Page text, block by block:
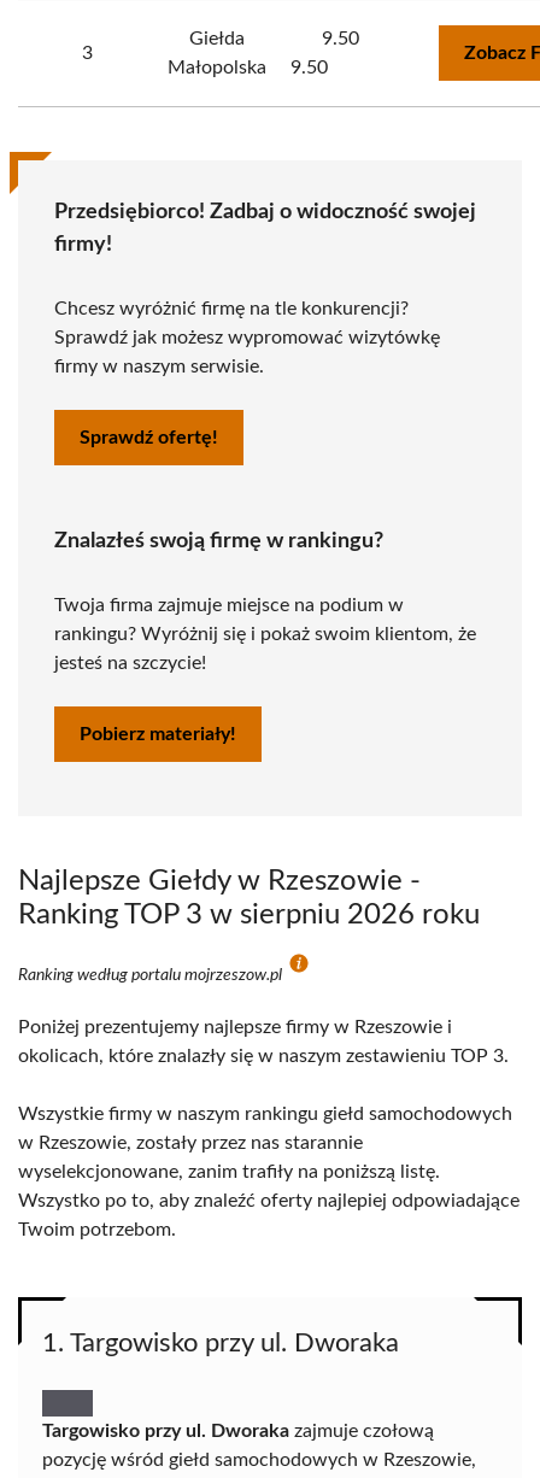
3
Giełda
Małopolska
9.50
9.50
Zobacz
Przedsiębiorco! Zadbaj o widoczność swojej
firmy!
Chcesz wyróżnić firmę na tle konkurencji?
Sprawdź jak możesz wypromować wizytówkę
firmy w naszym serwisie.
Sprawdź ofertę!
Znalazłeś swoją firmę w rankingu?
Twoja firma zajmuje miejsce na podium w
rankingu? Wyróżnij się i pokaż swoim klientom, że
jesteś na szczycie!
Pobierz materiały!
Najlepsze Giełdy w Rzeszowie -
Ranking TOP 3 w sierpniu 2026 roku
Ranking według portalu mojrzeszow.pl
Poniżej prezentujemy najlepsze firmy w Rzeszowie i
okolicach, które znalazły się w naszym zestawieniu TOP 3.
Wszystkie firmy w naszym rankingu giełd samochodowych
w Rzeszowie, zostały przez nas starannie
wyselekcjonowane, zanim trafiły na poniższą listę.
Wszystko po to, aby znaleźć oferty najlepiej odpowiadające
Twoim potrzebom.
1. Targowisko przy ul. Dworaka
Targowisko przy ul. Dworaka zajmuje czołową
pozycję wśród giełd samochodowych w Rzeszowie,